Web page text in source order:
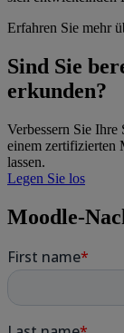
Erfahren Sie mehr
Sind Sie
erkunden?
Verbessern Sie
einem zertifizierten
lassen.
Legen Sie los
Moodle-